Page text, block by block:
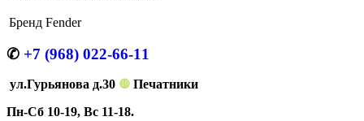
Бренд Fender
✆ +7 (968) 022-66-11
ул.Гурьянова д.30 ❿ Печатники
Пн-Сб 10-19, Вс 11-18.